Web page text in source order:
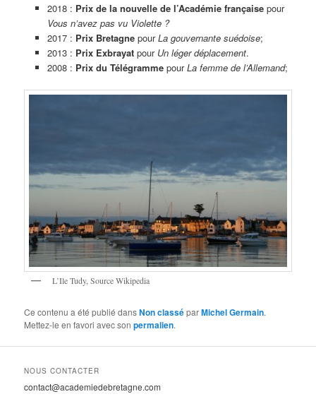
2018 : Prix de la nouvelle de l’Académie françaisepour
Vous n’avez pas vu Violette ?
2017 : Prix Bretagne pourLa gouvernante suédoise;
2013 : Prix Exbrayatpour Un léger déplacement.
2008 : Prix du TélégrammepourLa femme de l’Allemand;
L’Ile Tudy, Source Wikipedia
Ce contenu a été publié dansNon classéparMichel Germain.
Mettez-le en favori avec sonpermalien.
NOUS CONTACTER
contact@academiedebretagne.com